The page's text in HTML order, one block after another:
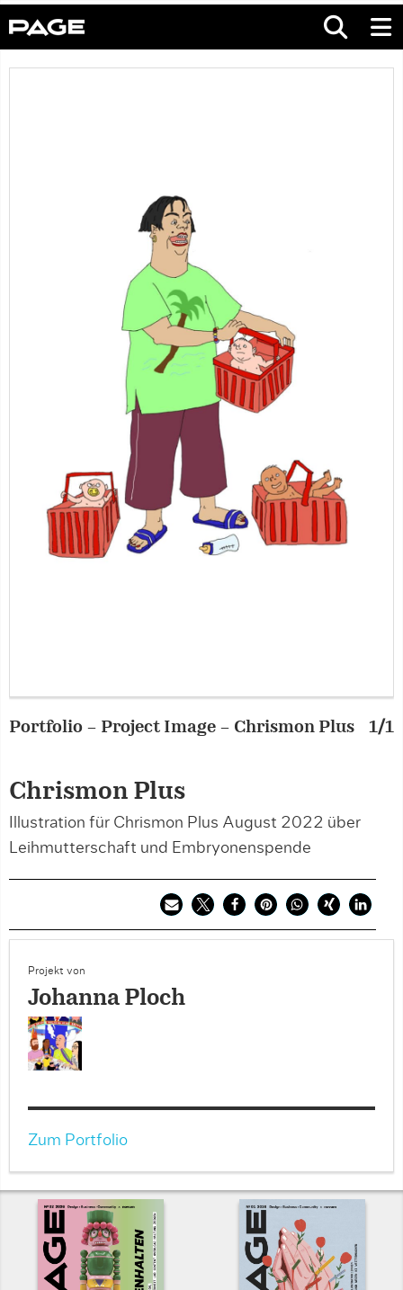
Portfolio – Project Image – Chrismon Plus 1/1
Chrismon Plus
Illustration für Chrismon Plus August 2022 über
Leihmutterschaft und Embryonenspende
Projekt von
Johanna Ploch
Zum Portfolio